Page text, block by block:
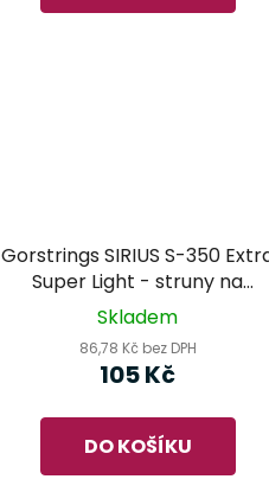
Gorstrings SIRIUS S-350
Super Light - struny na
akustickou kytaru
Skladem
86,78 Kč bez DPH
105 Kč
DO KOŠÍKU